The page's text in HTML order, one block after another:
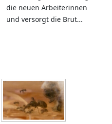
die neuen Arbeiterinnen
und versorgt die Brut...